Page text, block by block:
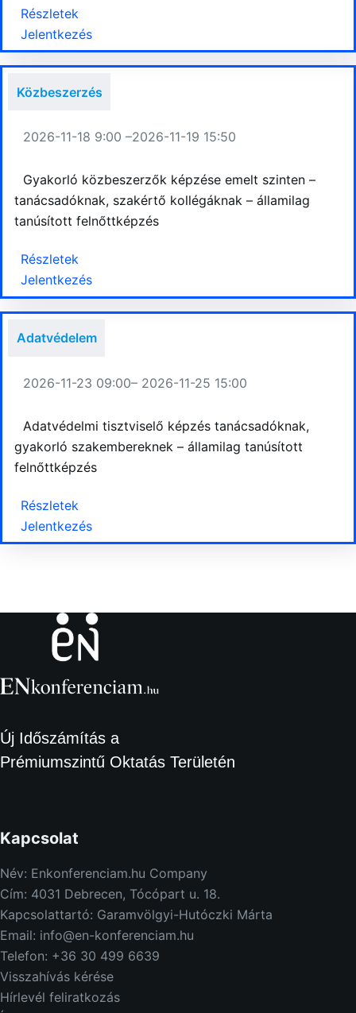
Részletek
Jelentkezés
Közbeszerzés
2026-11-18 9:00 –2026-11-19 15:50
Gyakorló közbeszerzők képzése emelt szinten –
tanácsadóknak, szakértő kollégáknak – államilag
tanúsított felnőttképzés
Részletek
Jelentkezés
Adatvédelem
2026-11-23 09:00– 2026-11-25 15:00
Adatvédelmi tisztviselő képzés tanácsadóknak,
gyakorló szakembereknek – államilag tanúsított
felnőttképzés
Részletek
Jelentkezés
Új Időszámítás a
Prémiumszintű Oktatás Területén
Kapcsolat
Név: Enkonferenciam.hu Company
Cím: 4031 Debrecen, Tócópart u. 18.
Kapcsolattartó: Garamvölgyi-Hutóczki Márta
Email: info@en-konferenciam.hu
Telefon: +36 30 499 6639
Visszahívás kérése
Hírlevél feliratkozás